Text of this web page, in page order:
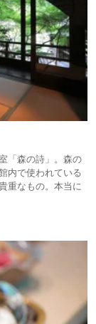
「森の詩」。森の
内で使われている
重なもの。本当に